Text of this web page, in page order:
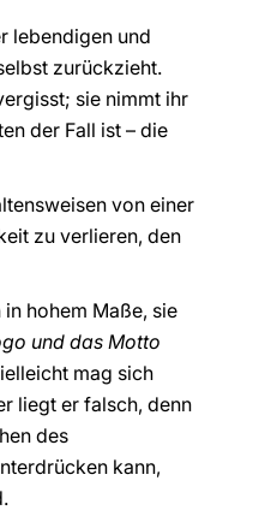
lebendigen und
zurückzieht.
sie nimmt ihr
der Fall ist – die
von einer
zu verlieren, den
hohem Maße, sie
und das Motto
mag sich
liegt er falsch, denn
des
kann,